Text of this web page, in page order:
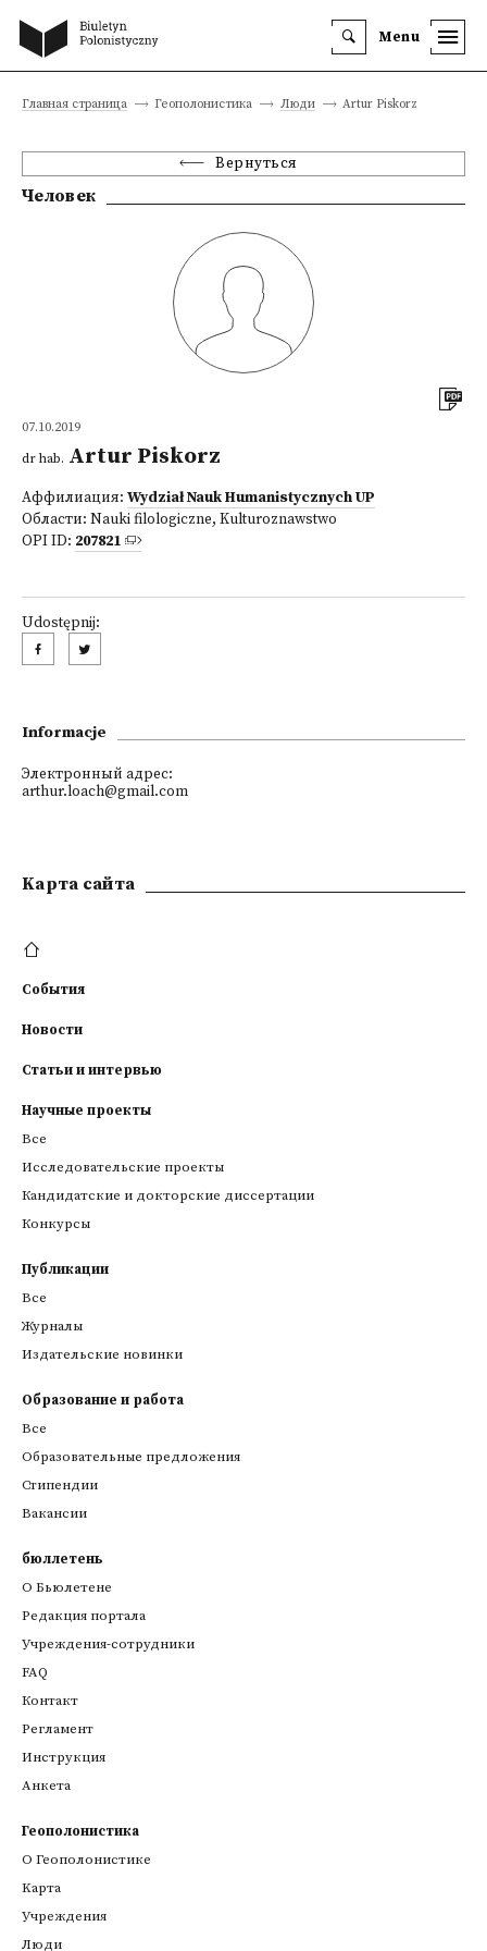
Menu
Главная страница Геополонистика Люди Artur Piskorz
Вернуться
Человек
07.10.2019
dr hab. Artur Piskorz
Аффилиация: Wydział Nauk Humanistycznych UP
Области: Nauki filologiczne, Kulturoznawstwo
OPI ID: 207821
Udostępnij:
Informacje
Электронный адрес:
arthur.loach@gmail.com
Kарта сайта
События
Новости
Статьи и интервью
Научные проекты
Все
Исследовательские проекты
Кандидатские и докторские диссертации
Конкурсы
Публикации
Все
Журналы
Издательские новинки
Образование и работа
Все
Образовательные предложения
Стипендии
Вакансии
бюллетень
О Бьюлетене
Редакция портала
Учреждения-сотрудники
FAQ
Контакт
Регламент
Инструкция
Анкета
Геополонистика
О Геополонистике
Kарта
Учреждения
Люди